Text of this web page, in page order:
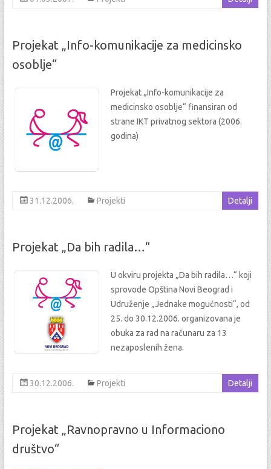
Projekat „Info-komunikacije za medicinsko
osoblje“
Projekat „Info-komunikacije za
medicinsko osoblje“ finansiran od
strane IKT privatnog sektora (2006.
godina)
31.12.2006. Projekti Detalji
Projekat „Da bih radila…“
U okviru projekta „Da bih radila…“ koji
sprovode Opština Novi Beograd i
Udruženje „Jednake mogućnosti“, od
25. do 30.12.2006. organizovana je
obuka za rad na računaru za 13
nezaposlenih žena.
30.12.2006. Projekti Detalji
Projekat „Ravnopravno u Informaciono
društvo“